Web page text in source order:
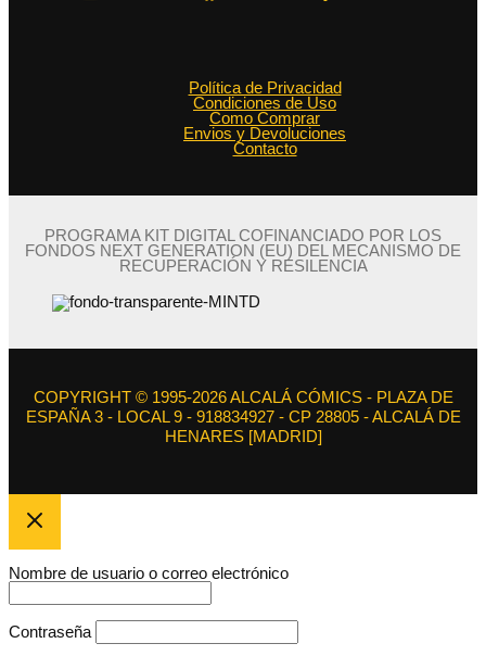
Política de Privacidad
Condiciones de Uso
Como Comprar
Envios y Devoluciones
Contacto
PROGRAMA KIT DIGITAL COFINANCIADO POR LOS
FONDOS NEXT GENERATION (EU) DEL MECANISMO DE
RECUPERACIÓN Y RESILENCIA
COPYRIGHT © 1995-2026 ALCALÁ CÓMICS - PLAZA DE
ESPAÑA 3 - LOCAL 9 - 918834927 - CP 28805 - ALCALÁ DE
HENARES [MADRID]
Nombre de usuario o correo electrónico
Contraseña